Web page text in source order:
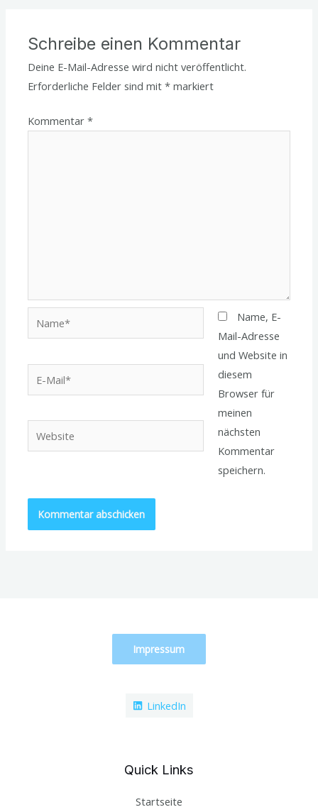
Schreibe einen Kommentar
Deine E-Mail-Adresse wird nicht veröffentlicht.
Erforderliche Felder sind mit* markiert
Kommentar*
Mail*
Website
Name, E-
Mail-Adresse
und Website in
diesem
Browser für
meinen
nächsten
Kommentar
speichern.
Impressum
LinkedIn
Quick Links
Startseite